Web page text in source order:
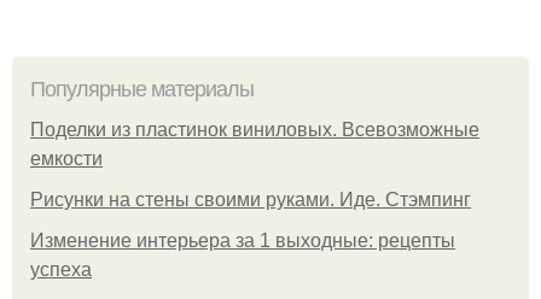
Популярные материалы
Поделки из пластинок виниловых. Всевозможные
емкости
Рисунки на стены своими руками. Иде. Стэмпинг
Изменение интерьера за 1 выходные: рецепты
успеха